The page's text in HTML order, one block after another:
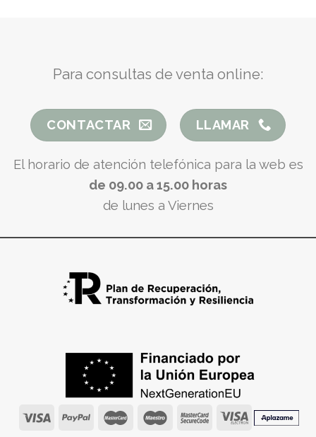
Para consultas de venta online:
CONTACTAR LLAMAR
El horario de atención telefónica para la web es
de 09.00 a 15.00 horas
de lunes a Viernes